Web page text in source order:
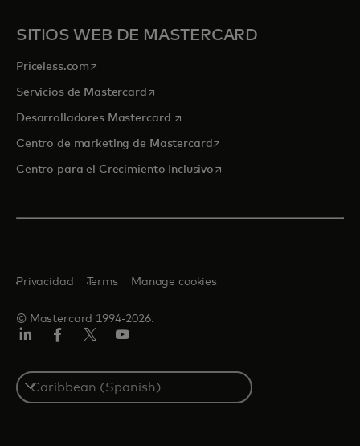
SITIOS WEB DE MASTERCARD
Priceless.com se abre en una pestaña nueva
Servicios de Mastercardse abre en una pestaña nueva
Desarrolladores Mastercard se abre en una pestaña nueva
Centro de marketing de Mastercardse abre en una pestaña
Centro para el Crecimiento Inclusivose abre en una pestaña
© Mastercard 1994-2026.
Privacidad Terms Manage cookies
Select
a
country